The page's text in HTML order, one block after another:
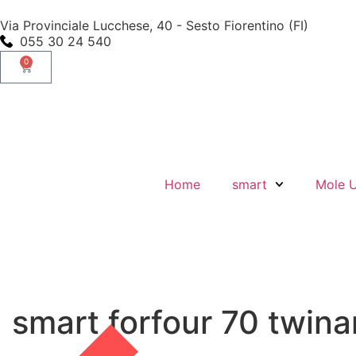
Via Provinciale Lucchese, 40 - Sesto Fiorentino (FI)
055 30 24 540
0
Home smart Mole
smart forfour 70